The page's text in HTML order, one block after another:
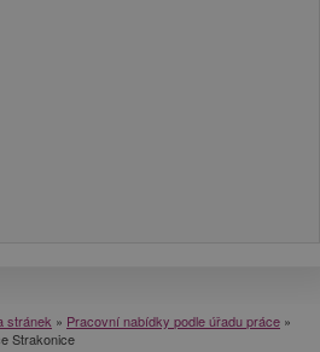
stránek » Pracovní nabídky podle úřadu práce »
Strakonice